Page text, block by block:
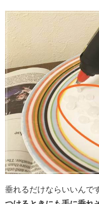
垂れるだけならいいんで